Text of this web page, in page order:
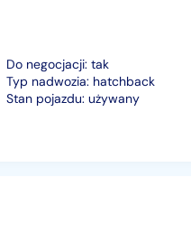
Do negocjacji: tak
Typ nadwozia: hatchback
Stan pojazdu: używany